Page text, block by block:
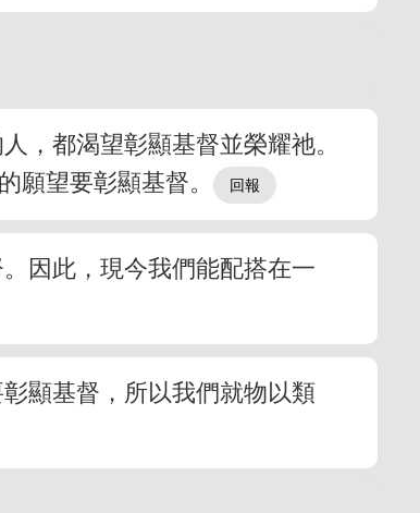
，都渴望彰顯基督並榮耀祂。
願望要彰顯基督。
因此，現今我們能配搭在一
顯基督，所以我們就物以類